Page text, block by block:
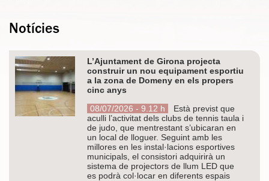
Notícies
L’Ajuntament de Girona projecta
construir un nou equipament esportiu
a la zona de Domeny en els propers
cinc anys
08/07/2026 - 9.12 h
Està previst que
aculli l’activitat dels clubs de tennis taula i
de judo, que mentrestant s’ubicaran en
un local de lloguer. Seguint amb les
millores en les instal·lacions esportives
municipals, el consistori adquirirà un
sistema de projectors de llum LED que
es podrà col·locar en diferents espais